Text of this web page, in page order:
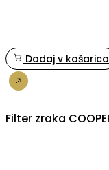
Dodaj v košarico
Filter zraka